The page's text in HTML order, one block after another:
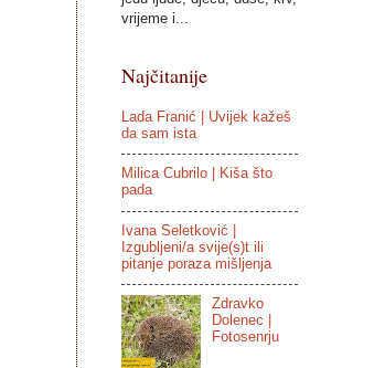
vrijeme i...
Najčitanije
Lada Franić | Uvijek kažeš
da sam ista
Milica Cubrilo | Kiša što
pada
Ivana Seletković |
Izgubljeni/a svije(s)t ili
pitanje poraza mišljenja
Zdravko
Dolenec |
Fotosenrju